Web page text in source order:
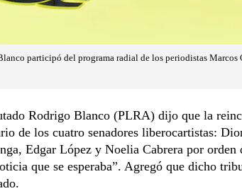
participó del programa radial de los periodistas Marcos
Rodrigo Blanco (PLRA) dijo que la
de los cuatro senadores liberocartistas:
Edgar López y Noelia Cabrera por orden
que se esperaba”. Agregó que dicho